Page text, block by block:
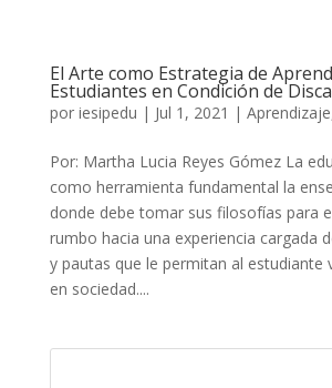
El Arte como Estrategia de
Estudiantes en Condición de
por iesipedu | Jul 1, 2021 | Aprendizaje
Por: Martha Lucia Reyes Gómez La
como herramienta fundamental la
donde debe tomar sus filosofías para
rumbo hacia una experiencia cargada
y pautas que le permitan al estudiante
en sociedad....